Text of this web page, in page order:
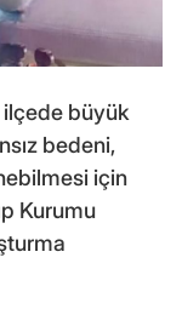
büyük
bedeni,
için
Kurumu